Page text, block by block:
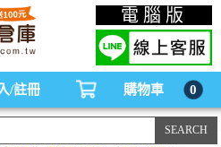
，環保碳粉匣,連續供墨印表機-office24列印
上購物手機版
電腦版
/註冊 購物車 0